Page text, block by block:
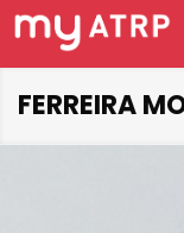
FERREIRA